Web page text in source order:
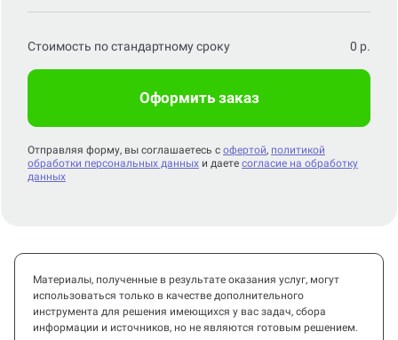
Стоимость по стандартному сроку 0 р.
Оформить заказ
Отправляя форму, вы соглашаетесь с офертой, политикой
обработки персональных данных и даете согласие на обработку
данных
Материалы, полученные в результате оказания услуг, могут
использоваться только в качестве дополнительного
инструмента для решения имеющихся у вас задач, сбора
информации и источников, но не являются готовым решением.